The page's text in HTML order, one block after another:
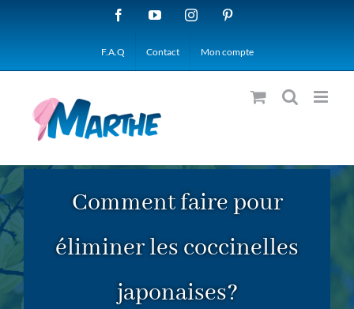
FacebookYouTubeInstagram
F.A.Q Contact Mon compte
Comment faire pour
éliminer les coccinelles
japonaises?